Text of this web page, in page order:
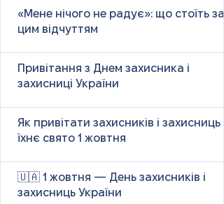
«Мене нічого не радує»: що стоїть за
цим відчуттям
Привітання з Днем захисника і
захисниці України
Як привітати захисників і захисниць у
їхнє свято 1 жовтня
🇺🇦 1 жовтня — День захисників і
захисниць України